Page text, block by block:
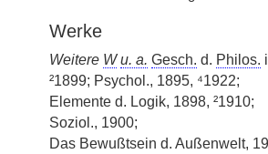
Werke
Weitere W u. a. Gesch. d. Philos.
²1899; Psychol., 1895, ⁴1922;
Elemente d. Logik, 1898, ²1910;
Soziol., 1900;
Das Bewußtsein d. Außenwelt,